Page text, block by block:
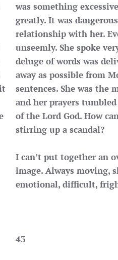
was something
greatly. It was
relationship with her.
unseemly. She spoke
deluge of words was
away as possible from
sentences. She was the
and her prayers
of the Lord God. How
stirring up a scandal?
I can’t put together an
image. Always moving,
emotional, difficult,
43